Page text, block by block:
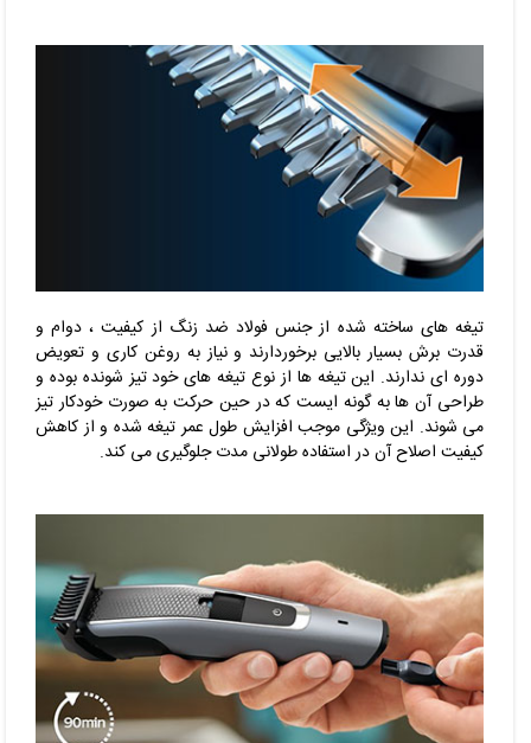
تیغه های ساخته شده از جنس فولاد ضد زنگ از کیفیت ، دوام و
قدرت برش بسیار بالایی برخوردارند و نیاز به روغن کاری و تعویض
دوره ای ندارند. این تیغه ها از نوع تیغه های خود تیز شونده بوده و
طراحی آن ها به گونه ایست که در حین حرکت به صورت خودکار تیز
می شوند. این ویژگی موجب افزایش طول عمر تیغه شده و از کاهش
کیفیت اصلاح آن در استفاده طولانی مدت جلوگیری می کند.